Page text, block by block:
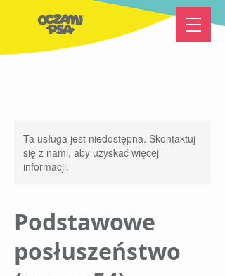
Ta usługa jest niedostępna. Skontaktuj
się z nami, aby uzyskać więcej
informacji.
Podstawowe
posłuszeństwo